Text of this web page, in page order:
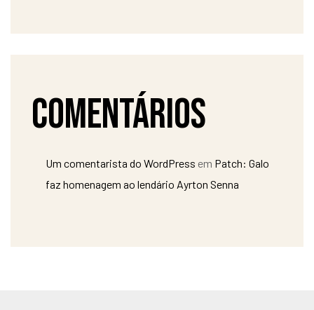
Comentários
Um comentarista do WordPress em Patch: Galo
faz homenagem ao lendário Ayrton Senna